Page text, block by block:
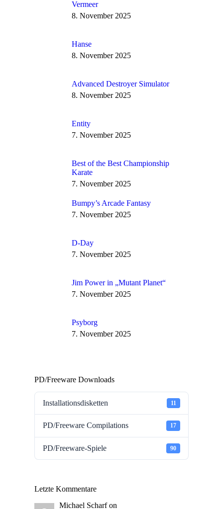
Vermeer
8. November 2025
Hanse
8. November 2025
Advanced Destroyer Simulator
8. November 2025
Entity
7. November 2025
Best of the Best Championship
Karate
7. November 2025
Bumpy’s Arcade Fantasy
7. November 2025
D-Day
7. November 2025
Jim Power in „Mutant Planet“
7. November 2025
Psyborg
7. November 2025
PD/Freeware Downloads
Installationsdisketten 11
PD/Freeware Compilations 17
PD/Freeware-Spiele 90
Letzte Kommentare
Michael Scharfon